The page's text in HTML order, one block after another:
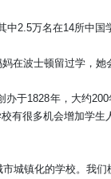
中2.5万名在14所中国
在波士顿留过学，她
办于1828年，大约200
有很多机会增加学生
城镇化的学校。我